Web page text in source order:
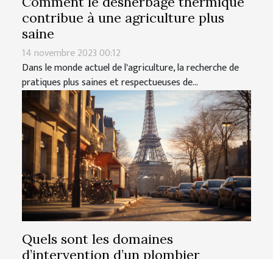
contribue à une agriculture plus
saine
14 novembre 2023 00:12
Dans le monde actuel de l'agriculture, la recherche de
pratiques plus saines et respectueuses de...
Quels sont les domaines
d’intervention d’un plombier